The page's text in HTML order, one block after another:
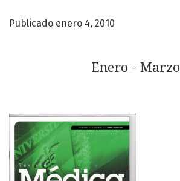
Publicado enero 4, 2010
Enero - Marzo